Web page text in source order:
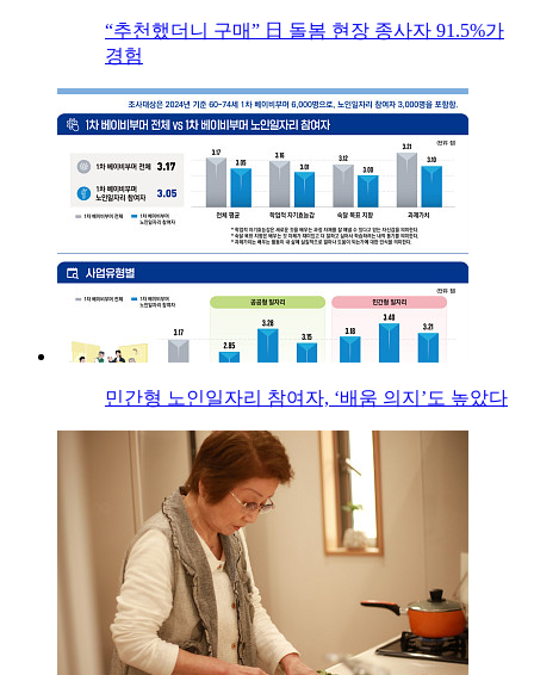
“추천했더니 구매” 日 돌봄 현장 종사자 91.5%가
경험
민간형 노인일자리 참여자, ‘배움 의지’도 높았다